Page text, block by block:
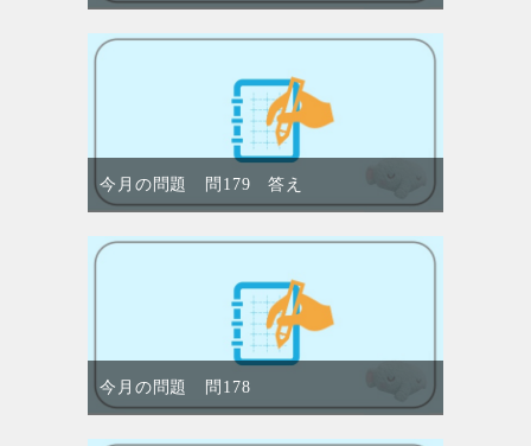
今月の問題 問179 答え
今月の問題 問178